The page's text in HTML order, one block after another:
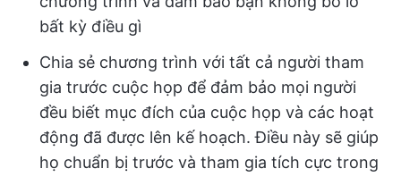
bất kỳ điều gì
Chia sẻ chương trình với tất cả người tham
gia trước cuộc họp để đảm bảo mọi người
đều biết mục đích của cuộc họp và các hoạt
động đã được lên kế hoạch. Điều này sẽ giúp
họ chuẩn bị trước và tham gia tích cực trong